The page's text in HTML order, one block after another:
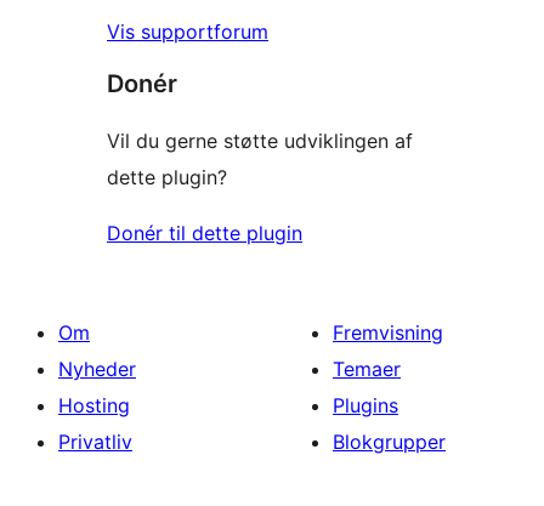
Vis supportforum
Donér
Vil du gerne støtte udviklingen af
dette plugin?
Donér til dette plugin
Om
Nyheder
Hosting
Privatliv
Fremvisning
Temaer
Plugins
Blokgrupper